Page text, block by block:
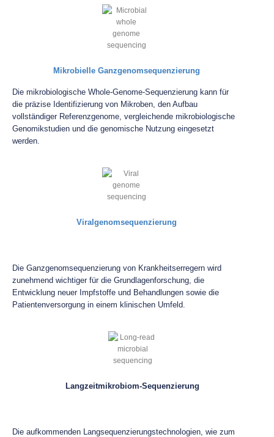
Mikrobielle Ganzgenomsequenzierung
Die mikrobiologische Whole-Genome-Sequenzierung kann für
die präzise Identifizierung von Mikroben, den Aufbau
vollständiger Referenzgenome, vergleichende mikrobiologische
Genomikstudien und die genomische Nutzung eingesetzt
werden.
Viralgenomsequenzierung
Die Ganzgenomsequenzierung von Krankheitserregern wird
zunehmend wichtiger für die Grundlagenforschung, die
Entwicklung neuer Impfstoffe und Behandlungen sowie die
Patientenversorgung in einem klinischen Umfeld.
Langzeitmikrobiom-Sequenzierung
Die aufkommenden Langsequenzierungstechnologien, wie zum